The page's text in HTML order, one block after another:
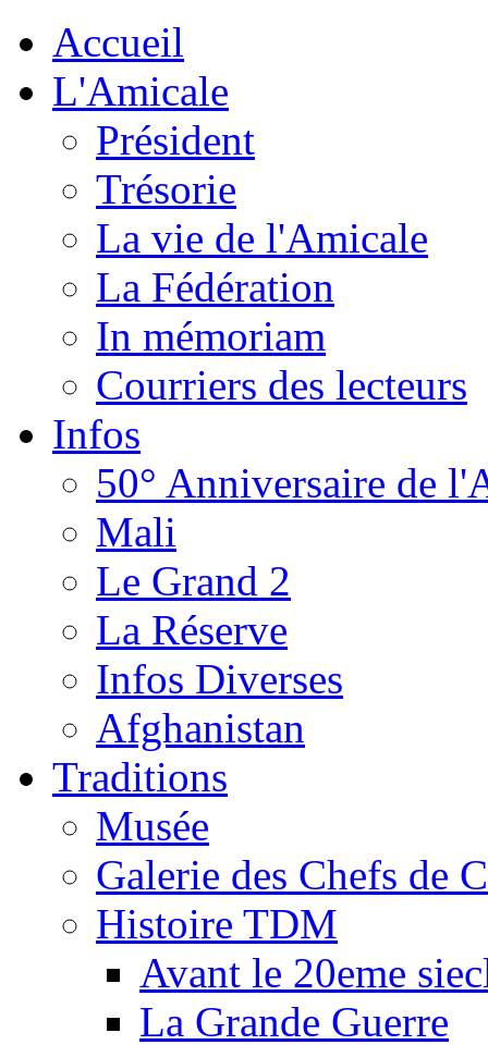
Accueil
L'Amicale
Président
Trésorie
La vie de l'Amicale
La Fédération
In mémoriam
Courriers des lecteurs
Infos
50° Anniversaire de
Mali
Le Grand 2
La Réserve
Infos Diverses
Afghanistan
Traditions
Musée
Galerie des Chefs de
Histoire TDM
Avant le 20eme
La Grande Guerre